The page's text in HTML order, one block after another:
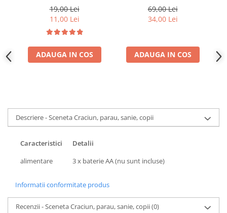
Seminee electrice
Convectoare si aeroterme electrice
19,00 Lei
11,00 Lei
ADAUGA IN COS
69,00 Lei
34,00 Lei
ADAUGA IN COS
Descriere - Sceneta Craciun, parau, sanie, copii
Caracteristici
Detalii
alimentare
3 x baterie AA (nu sunt incluse)
Informatii conformitate produs
Recenzii - Sceneta Craciun, parau, sanie, copii(0)